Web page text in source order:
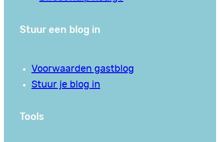
Stuur een blog in
Voorwaarden gastblog
Stuur je blog in
Tools